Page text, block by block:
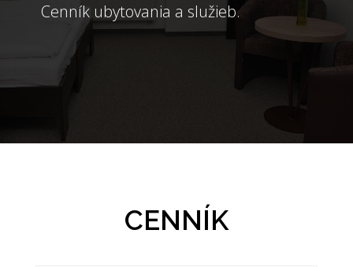
Cenník ubytovania a služieb.
CENNÍK